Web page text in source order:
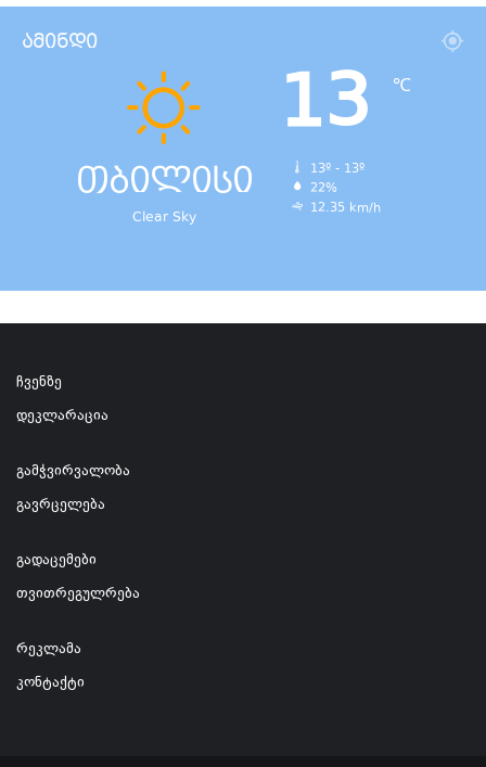
ამინდი
თბილისი
Clear Sky
13 ℃
13º - 13º
22%
12.35 km/h
ჩვენზე
დეკლარაცია
გამჭვირვალობა
გავრცელება
გადაცემები
თვითრეგულრება
რეკლამა
კონტაქტი